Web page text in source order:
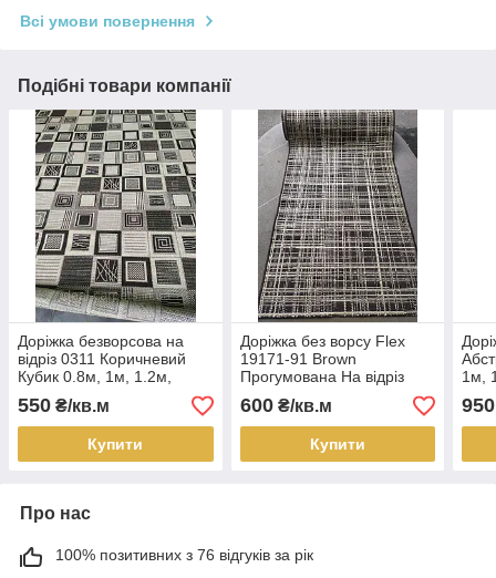
Всі умови повернення
Подібні товари компанії
Доріжка безворсова на
відріз 0311 Коричневий
Кубик 0.8м, 1м, 1.2м,
1.5м, 2м, 2.5м, 3м
550 ₴/кв.м
Купити
Доріжка без ворсу Flex
19171-91 Brown
Прогумована На відріз
0.8м, 1м, 1.2м, 1.5м, 2м
600₴/кв.м
Купити
1м,
950
Про нас
100% позитивних з 76 відгуків за рік